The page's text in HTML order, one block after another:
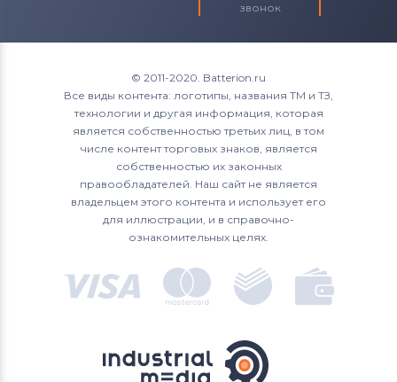
звонок
© 2011-2020. Batterion.ru
Все виды контента: логотипы, названия ТМ и ТЗ,
технологии и другая информация, которая
является собственностью третьих лиц, в том
числе контент торговых знаков, является
собственностью их законных
правообладателей. Наш сайт не является
владельцем этого контента и использует его
для иллюстрации, и в справочно-
ознакомительных целях.